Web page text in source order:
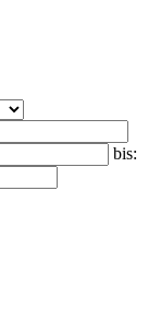
bis: